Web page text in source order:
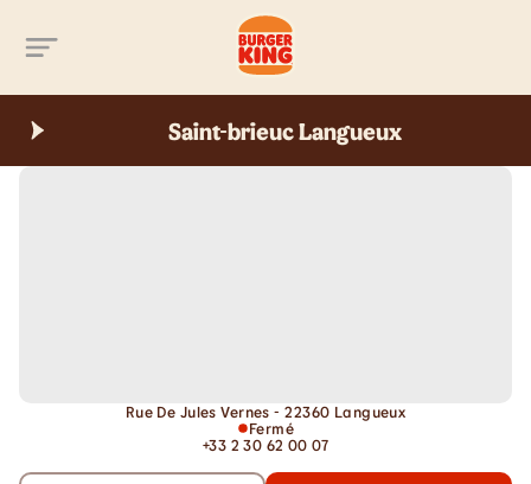
Saint-brieuc Langueux
Rue De Jules Vernes - 22360 Langueux
Fermé
+33 2 30 62 00 07